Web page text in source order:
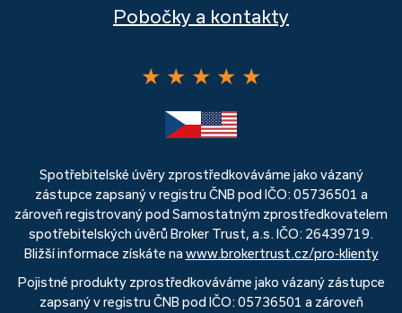
Pobočky a kontakty
★ ★ ★ ★ ★
Spotřebitelské úvěry zprostředkováváme jako vázaný
zástupce zapsaný v registru ČNB pod IČO: 05736501 a
zároveň registrovaný pod Samostatným zprostředkovatelem
spotřebitelských úvěrů Broker Trust, a.s. IČO: 26439719.
Bližší informace získáte na www.brokertrust.cz/pro-klienty
Pojistné produkty zprostředkováváme jako vázaný zástupce
zapsaný v registru ČNB pod IČO: 05736501 a zároveň